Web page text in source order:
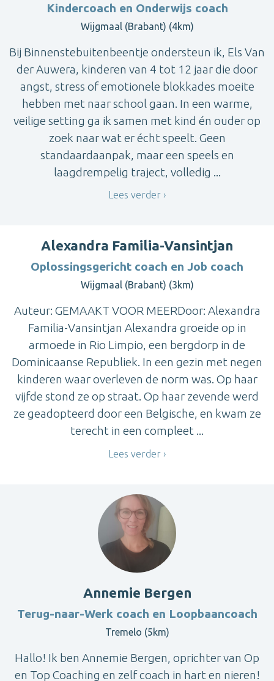
Kindercoach en Onderwijs coach
Wijgmaal (Brabant) (4km)
Bij Binnenstebuitenbeentje ondersteun ik, Els Van
der Auwera, kinderen van 4 tot 12 jaar die door
angst, stress of emotionele blokkades moeite
hebben met naar school gaan. In een warme,
veilige setting ga ik samen met kind én ouder op
zoek naar wat er écht speelt. Geen
standaardaanpak, maar een speels en
laagdrempelig traject, volledig ...
Lees verder
Alexandra Familia-Vansintjan
Oplossingsgericht coach en Job coach
Wijgmaal (Brabant) (3km)
Auteur: GEMAAKT VOOR MEERDoor: Alexandra
Familia-Vansintjan Alexandra groeide op in
armoede in Rio Limpio, een bergdorp in de
Dominicaanse Republiek. In een gezin met negen
kinderen waar overleven de norm was. Op haar
vijfde stond ze op straat. Op haar zevende werd
ze geadopteerd door een Belgische, en kwam ze
terecht in een compleet ...
Lees verder
Annemie Bergen
Terug-naar-Werk coach en Loopbaancoach
Tremelo (5km)
Hallo! Ik ben Annemie Bergen, oprichter van Op
en Top Coaching en zelf coach in hart en nieren!